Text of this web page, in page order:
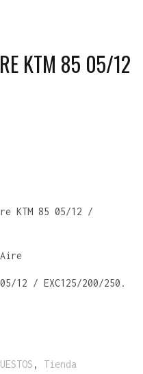
KTM 85 05/12
KTM 85 05/12 /
12 / EXC125/200/250.
, Tienda